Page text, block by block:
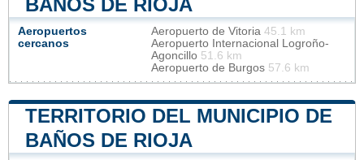
BAÑOS DE RIOJA
Aeropuertos
cercanos
Aeropuerto de Vitoria 45.1 km
Aeropuerto Internacional Logroño-
Agoncillo 51.6 km
Aeropuerto de Burgos 57.6 km
TERRITORIO DEL MUNICIPIO DE
BAÑOS DE RIOJA